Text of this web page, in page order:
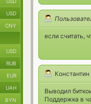
если считать,
Константин
Выводил
Поддержка в
USD
CNY
USD
RUB
EUR
UAH
BYN